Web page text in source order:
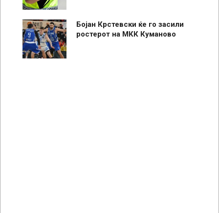
Бојан Крстевски ќе го засили
ростерот на МКК Куманово